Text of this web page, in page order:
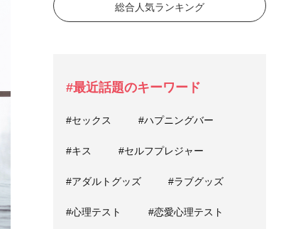
総合人気ランキング
#最近話題のキーワード
#セックス #ハプニングバー
#キス #セルフプレジャー
#アダルトグッズ #ラブグッズ
#心理テスト #恋愛心理テスト